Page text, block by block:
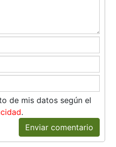
de mis datos según el
.
Enviar comentario